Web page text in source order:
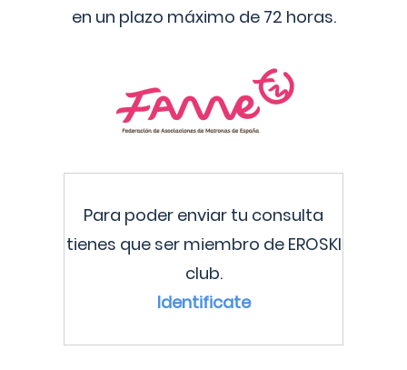
en un plazo máximo de 72 horas.
Para poder enviar tu consulta
tienes que ser miembro de EROSKI
club.
Identificate